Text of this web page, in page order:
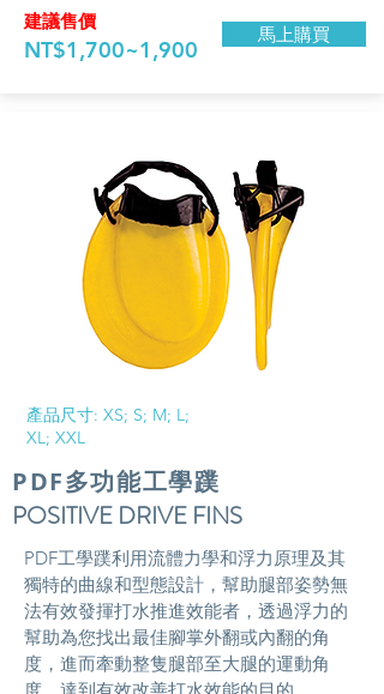
​建議售價
NT$1,700~1,900
馬上購買
​產品尺寸: XS; S; M; L;
XL; XXL
PDF多功能工學蹼
POSITIVE DRIVE FINS
PDF工學蹼利用流體力學和浮力原理及其
獨特的曲線和型態設計，幫助腿部姿勢無
法有效發揮打水推進效能者，透過浮力的
幫助為您找出最佳腳掌外翻或內翻的角
度，進而牽動整隻腿部至大腿的運動角